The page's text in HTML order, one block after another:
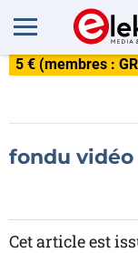
5 € (membres :
fondu
Cet article est